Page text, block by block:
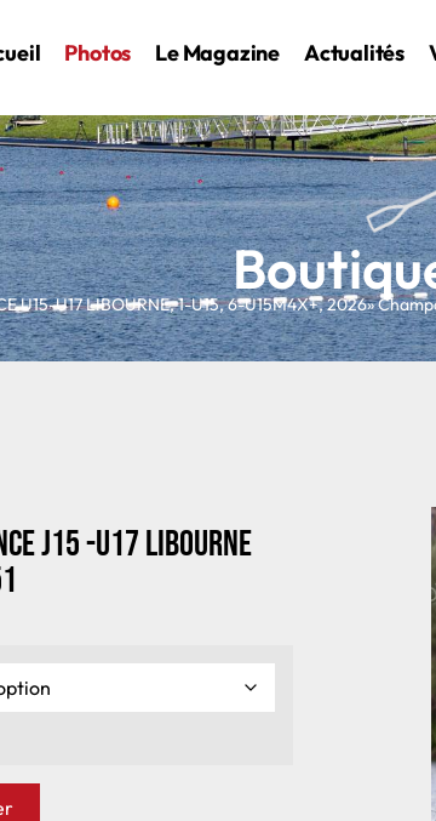
Photos Le Magazine Actualités
U15-U17 LIBOURNE,1-U15,6-U15M4X+,2026»
J15 -U17 Libourne